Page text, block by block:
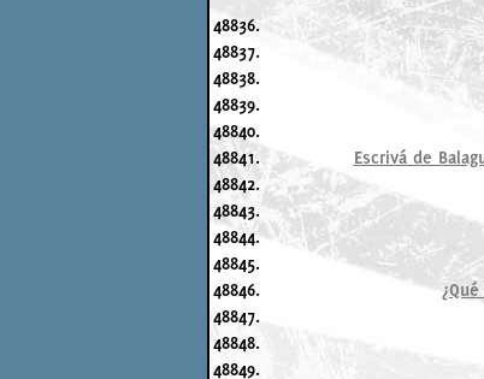
48836.
48837.
48838.
48839.
48840.
48841.
Escrivá de
48842.
48843.
48844.
48845.
48846.
48847.
48848.
48849.